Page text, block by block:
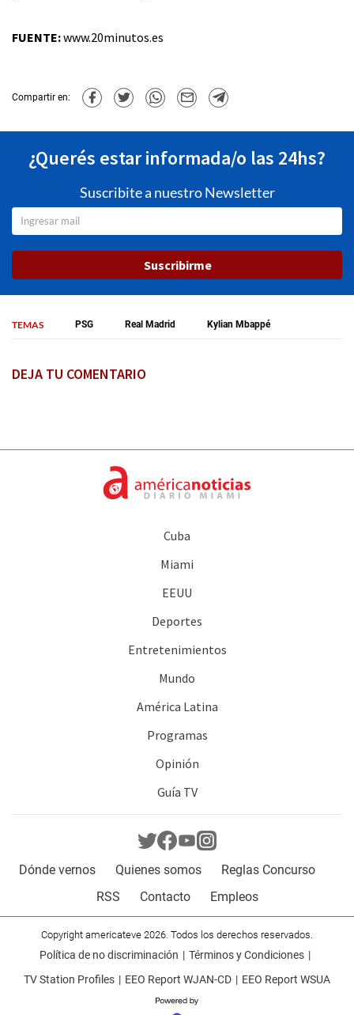
FUENTE:www.20minutos.es
Compartir en:
¿Querés estar informada/o las 24hs?
Suscribite a nuestro Newsletter
Suscribirme
TEMAS PSG Real Madrid Kylian Mbappé
DEJA TU COMENTARIO
Cuba
Miami
EEUU
Deportes
Entretenimientos
Mundo
América Latina
Programas
Opinión
Guía TV
Dónde vernos Quienes somos
Reglas Concurso
RSS
Contacto Empleos
Copyright americateve 2026. Todos los derechos reservados.
Política de no discriminación
Términos y Condiciones
TV Station Profiles
EEO Report WJAN-CD EEO Report WSUA